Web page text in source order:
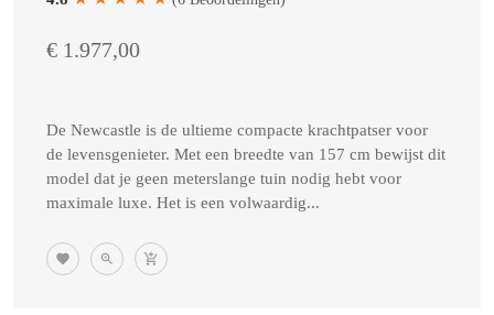
€ 1.977,00
De Newcastle is de ultieme compacte krachtpatser voor
de levensgenieter. Met een breedte van 157 cm bewijst dit
model dat je geen meterslange tuin nodig hebt voor
maximale luxe. Het is een volwaardig...